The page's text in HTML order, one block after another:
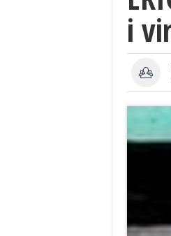
i